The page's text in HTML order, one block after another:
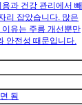
과 건강 관리에서 빼
리 잡았습니다. 많은
유는 주름 개선뿐만
안전성 때문입니다.
됨